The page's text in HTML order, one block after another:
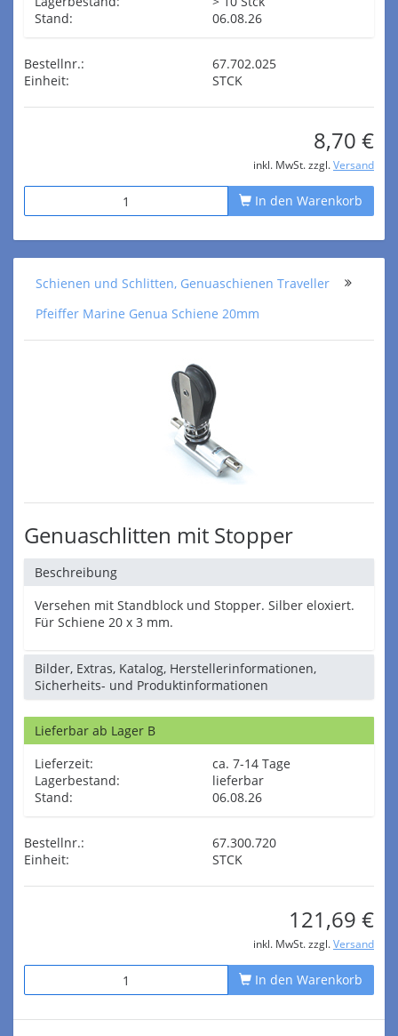
Stand:
06.08.26
Bestellnr.:
67.702.025
Einheit:
STCK
8,70 €
inkl. MwSt. zzgl. Versand
In den Warenkorb
Schienen und Schlitten, Genuaschienen Traveller
Pfeiffer Marine Genua Schiene 20mm
Genuaschlitten mit Stopper
Beschreibung
Versehen mit Standblock und Stopper. Silber eloxiert.
Für Schiene 20 x 3 mm.
Bilder, Extras, Katalog, Herstellerinformationen,
Sicherheits- und Produktinformationen
Lieferbar ab Lager B
Lieferzeit:
ca. 7-14 Tage
Lagerbestand:
lieferbar
Stand:
06.08.26
Bestellnr.:
67.300.720
Einheit:
STCK
121,69 €
inkl. MwSt. zzgl. Versand
In den Warenkorb